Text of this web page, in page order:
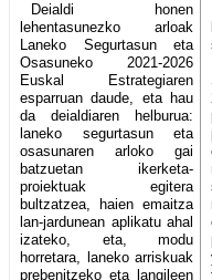
Deialdi honen
lehentasunezko arloak
Laneko Segurtasun eta
Osasuneko 2021-2026
Euskal Estrategiaren
esparruan daude, eta hau
da deialdiaren helburua:
laneko segurtasun eta
osasunaren arloko gai
batzuetan ikerketa-
proiektuak egitera
bultzatzea, haien emaitza
lan-jardunean aplikatu ahal
izateko, eta, modu
horretara, laneko arriskuak
prebenitzeko eta langileen